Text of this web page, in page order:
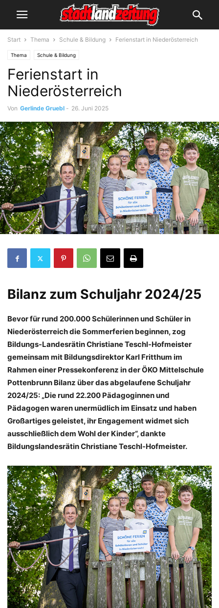
Start Thema Schule & Bildung Ferienstart in Niederösterreich
Thema Schule & Bildung
Ferienstart in
Niederösterreich
Von Gerlinde Gruebl - 26. Juni 2025
Bilanz zum Schuljahr 2024/25
Bevor für rund 200.000 Schülerinnen und Schüler in
Niederösterreich die Sommerferien beginnen, zog
Bildungs-Landesrätin Christiane Teschl-Hofmeister
gemeinsam mit Bildungsdirektor Karl Fritthum im
Rahmen einer Pressekonferenz in der ÖKO Mittelschule
Pottenbrunn Bilanz über das abgelaufene Schuljahr
2024/25: „Die rund 22.200 Pädagoginnen und
Pädagogen waren unermüdlich im Einsatz und haben
Großartiges geleistet, ihr Engagement widmet sich
ausschließlich dem Wohl der Kinder“, dankte
Bildungslandesrätin Christiane Teschl-Hofmeister.